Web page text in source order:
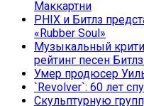
Маккартни
PHIX и Битлз
«Rubber Soul»
Музыкальный
рейтинг песен
Умер продюсер
`Revolver`: 60 лет
Скульптурную